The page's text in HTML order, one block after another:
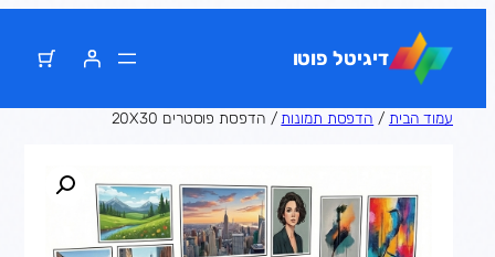
לתוכן
דיגיטל פוטו
עמוד הבית/הדפסת תמונות/ הדפסת פוסטרים 20X30